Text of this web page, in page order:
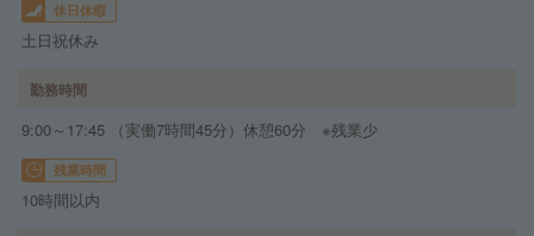
休日休暇
土日祝休み
勤務時間
9:00～17:45 （実働7時間45分）休憩60分 ※残業少
残業時間
10時間以内